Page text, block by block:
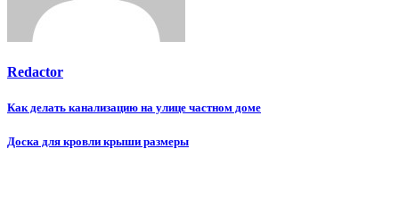
Redactor
Навигация
по
Как делать канализацию на улице частном доме
Доска для кровли крыши размеры